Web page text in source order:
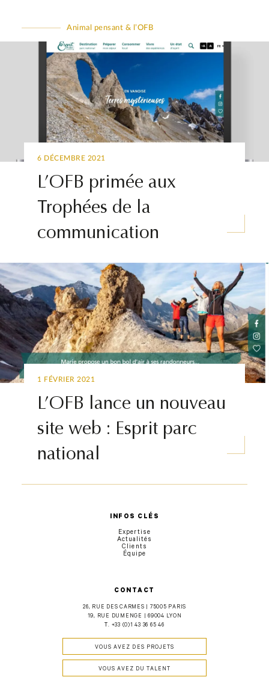
Animal pensant & l’OFB
6 DÉCEMBRE 2021
L’OFB primée aux
Trophées de la
communication
1 FÉVRIER 2021
L’OFB lance un nouveau
site web : Esprit parc
national
CONTACT
26, RUE DES CARMES | 75005 PARIS
19, RUE DUMENGE | 69004 LYON
T. +33 (0)1 43 36 65 46
VOUS AVEZ DES PROJETS
VOUS AVEZ DU TALENT
INFOS CLÉS
Expertise
Actualités
Clients
Équipe